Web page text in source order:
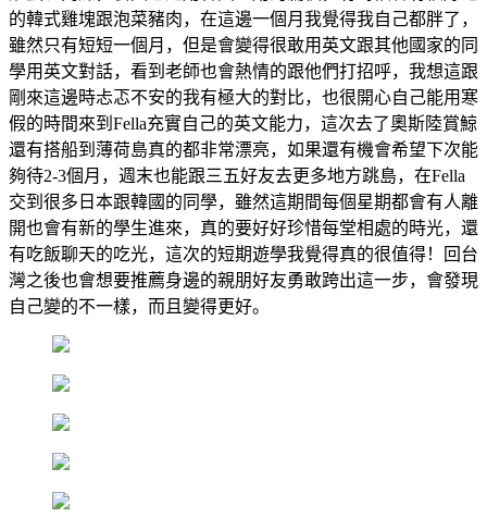
的韓式雞塊跟泡菜豬肉，在這邊一個月我覺得我自己都胖了，
雖然只有短短一個月，但是會變得很敢用英文跟其他國家的同
學用英文對話，看到老師也會熱情的跟他們打招呼，我想這跟
剛來這邊時忐忑不安的我有極大的對比，也很開心自己能用寒
假的時間來到Fella充實自己的英文能力，這次去了奧斯陸賞鯨
還有搭船到薄荷島真的都非常漂亮，如果還有機會希望下次能
夠待2-3個月，週末也能跟三五好友去更多地方跳島，在Fella
交到很多日本跟韓國的同學，雖然這期間每個星期都會有人離
開也會有新的學生進來，真的要好好珍惜每堂相處的時光，還
有吃飯聊天的吃光，這次的短期遊學我覺得真的很值得！回台
灣之後也會想要推薦身邊的親朋好友勇敢跨出這一步，會發現
自己變的不一樣，而且變得更好。